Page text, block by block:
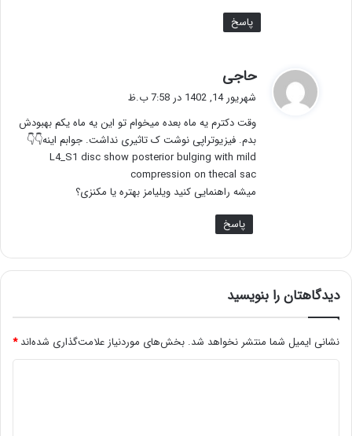
پاسخ
حاجی
ف
:
شهریور 14, 1402 در 7:58 ب.ظ
وقت دکترم یه ماه بعده میخوام تو این یه ماه یکم بهبودش
بدم. فیزیوتراپی نوشت ک تاثیری نداشت. جوابم اینه👇👇
L4_S1 disc show posterior bulging with mild
compression on thecal sac
میشه راهنمایی کنید ویلیامز بهتره یا مکنزی؟
پاسخ
دیدگاهتان را بنویسید
نشانی ایمیل شما منتشر نخواهد شد. بخش‌های موردنیاز علامت‌گذاری شده‌اند*